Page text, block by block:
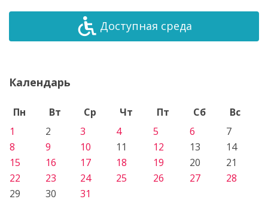
Доступная среда
Календарь
Пн Вт Ср Чт Пт Сб
Вс
1
2 3 4 5 6
7
8
9 10 11 12 13
14
15
16 17 18 19 20
21
22
23 24 25 26 27
28
29
30 31